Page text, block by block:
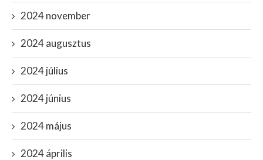
2024 november
2024 augusztus
2024 július
2024 június
2024 május
2024 április